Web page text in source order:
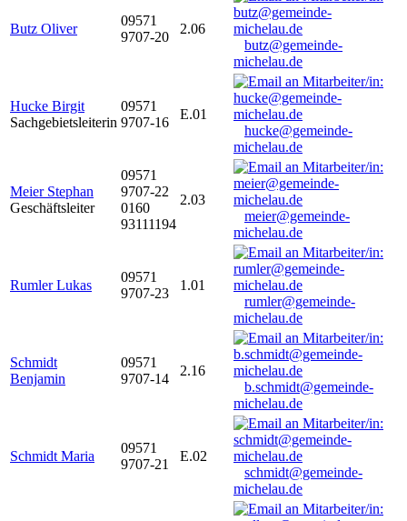
Butz Oliver
09571
9707-20
2.06
butz@gemeinde-
michelau.de
Hucke Birgit
Sachgebietsleiterin
09571
9707-16
E.01
hucke@gemeinde-
michelau.de
Meier Stephan
Geschäftsleiter
09571
9707-22
0160
93111194
2.03
meier@gemeinde-
michelau.de
Rumler Lukas
09571
9707-23
1.01
rumler@gemeinde-
michelau.de
Schmidt
Benjamin
09571
9707-14
2.16
b.schmidt@gemeinde-
michelau.de
Schmidt Maria
09571
9707-21
E.02
schmidt@gemeinde-
michelau.de